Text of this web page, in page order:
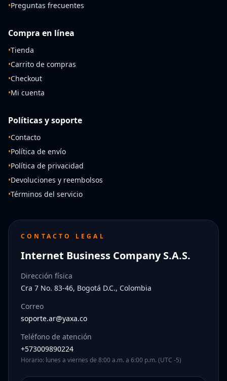
•Preguntas frecuentes
Compra en línea
•Tienda
•Carrito de compras
•Checkout
•Mi cuenta
Políticas y soporte
•Contacto
•Política de envío
•Política de privacidad
•Devoluciones y reembolsos
•Términos del servicio
CONTACTO LEGAL
Internet Business Company S.A.S.
Dirección física
Cra 7 No. 83-46, Bogotá D.C., Colombia
Correo
soporte.ar@yaxa.co
Teléfono de atención
+573009890224
Horario: lunes a viernes de 8:00 a.m. a 6:00 p.m. (UTC -5)